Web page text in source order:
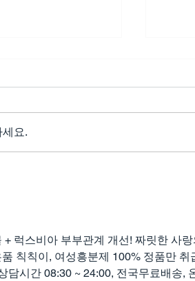
그라, 깊은 사랑
요.
럭스비아 부부관계 개선! 짜릿한 사
칙칙이, 여성흥분제 100% 정품만
담시간 08:30 ~ 24:00, 전국무료배송,